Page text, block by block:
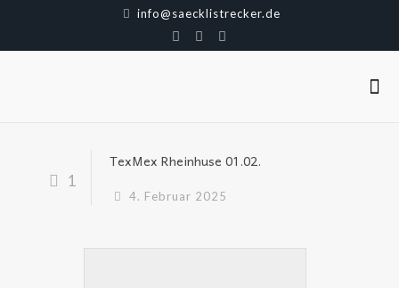
info@saecklistrecker.de
1
TexMex Rheinhuse 01.02.
4. Februar 2025